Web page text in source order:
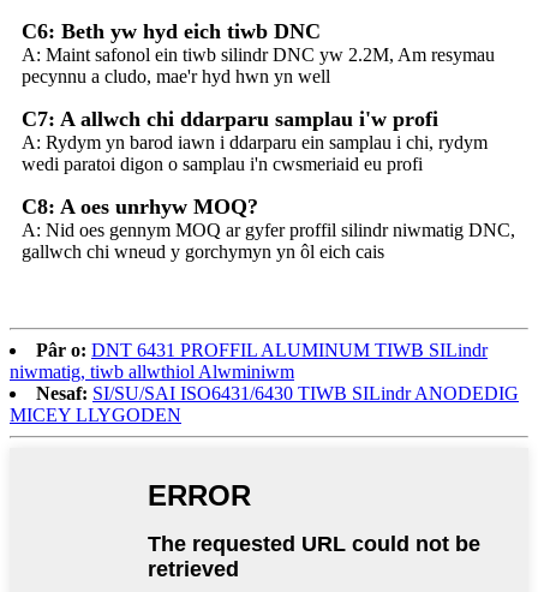
C6: Beth yw hyd eich tiwb DNC
A: Maint safonol ein tiwb silindr DNC yw 2.2M, Am resymau
pecynnu a cludo, mae'r hyd hwn yn well
C7: A allwch chi ddarparu samplau i'w profi
A: Rydym yn barod iawn i ddarparu ein samplau i chi, rydym
wedi paratoi digon o samplau i'n cwsmeriaid eu profi
C8: A oes unrhyw MOQ?
A: Nid oes gennym MOQ ar gyfer proffil silindr niwmatig DNC,
gallwch chi wneud y gorchymyn yn ôl eich cais
Pâr o: DNT 6431 PROFFIL ALUMINUM TIWB SILindr
niwmatig, tiwb allwthiol Alwminiwm
Nesaf: SI/SU/SAI ISO6431/6430 TIWB SILindr ANODEDIG
MICEY LLYGODEN